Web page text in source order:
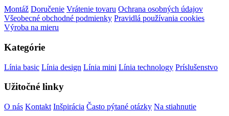
Montáž Doručenie Vrátenie tovaru Ochrana osobných údajov
Všeobecné obchodné podmienky Pravidlá používania cookies
Výroba na mieru
Kategórie
Línia basic Línia design Línia mini Línia technology Príslušenstvo
Užitočné linky
O nás Kontakt Inšpirácia Často pýtané otázky Na stiahnutie